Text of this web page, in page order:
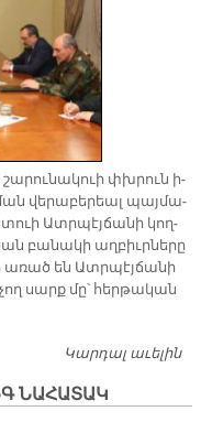
փխրուն ի­
վե­րա­բե­րեալ պայ­մա­
Ատր­պէյ­ճա­նի կող­
բա­նա­կի աղ­բիւր­նե­րը
ա­ռած են Ատրպէյ­ճա­նի
սարք մը՝ հեր­թա­կան
Կարդալ աւելին
ՆԱՀԱՏԱԿ